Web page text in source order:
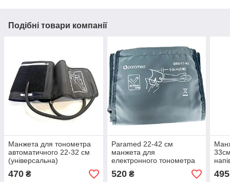
Подібні товари компанії
Манжета для тонометра
автоматичного 22-32 см
(універсальна)
470 ₴
Paramed 22-42 см
манжета для
електронного тонометра
Парамед
520₴ 495